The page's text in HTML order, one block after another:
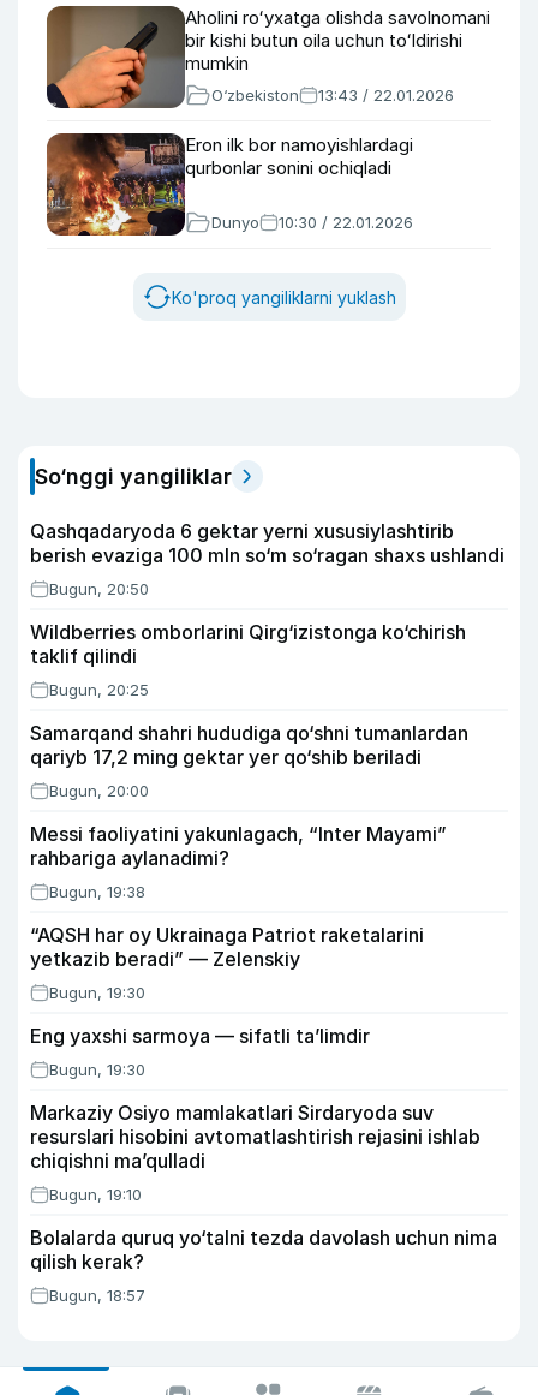
Aholini roʻyxatga olishda savolnomani
bir kishi butun oila uchun toʻldirishi
mumkin
O‘zbekiston 13:43 / 22.01.2026
Eron ilk bor namoyishlardagi
qurbonlar sonini ochiqladi
Dunyo 10:30 / 22.01.2026
Ko'proq yangiliklarni yuklash
So‘nggi yangiliklar
Qashqadaryoda 6 gektar yerni xususiylashtirib
berish evaziga 100 mln so‘m so‘ragan shaxs ushlandi
Bugun, 20:50
Wildberries omborlarini Qirg‘izistonga ko‘chirish
taklif qilindi
Bugun, 20:25
Samarqand shahri hududiga qo‘shni tumanlardan
qariyb 17,2 ming gektar yer qo‘shib beriladi
Bugun, 20:00
Messi faoliyatini yakunlagach, “Inter Mayami”
rahbariga aylanadimi?
Bugun, 19:38
“AQSH har oy Ukrainaga Patriot raketalarini
yetkazib beradi” — Zelenskiy
Bugun, 19:30
Eng yaxshi sarmoya — sifatli ta’limdir
Bugun, 19:30
Markaziy Osiyo mamlakatlari Sirdaryoda suv
resurslari hisobini avtomatlashtirish rejasini ishlab
chiqishni ma’qulladi
Bugun, 19:10
Bolalarda quruq yo‘talni tezda davolash uchun nima
qilish kerak?
Bugun, 18:57